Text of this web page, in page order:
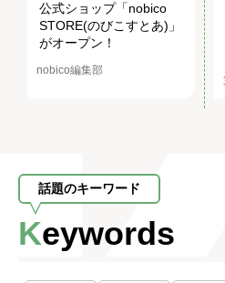
公式ショップ「nobico
STORE(のびこすとあ)」
がオープン！
nobico編集部
話題のキーワード
Keywords